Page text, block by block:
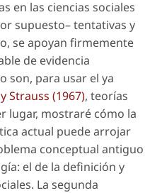
en las ciencias sociales
supuesto– tentativas y
se apoyan firmemente
de evidencia
son, para usar el ya
Strauss (1967), teorías
lugar, mostraré cómo la
actual puede arrojar
conceptual antiguo
el de la definición y
La segunda